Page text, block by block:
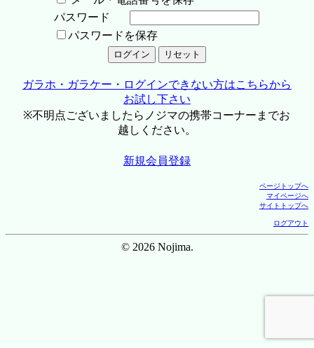
パスワード
パスワードを保存
ガラホ・ガラケー・ログインできない方はこちらから
お試し下さい
※不明点ございましたらノジマの携帯コーナーまでお
越しください。
新規会員登録
ページトップへ
マイページへ
サイトトップへ
ログアウト
© 2026 Nojima.